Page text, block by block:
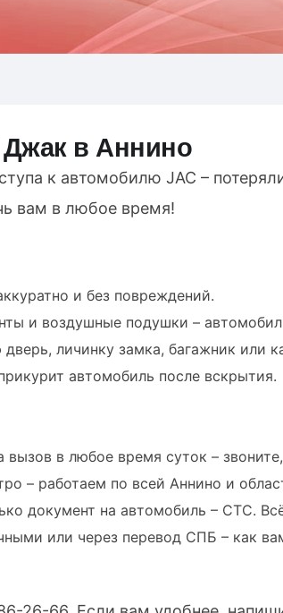
в Аннино
к автомобилю JAC –
вам в любое время!
и без повреждений.
и воздушные подушки –
личинку замка, багажник или
автомобиль после вскрытия.
в любое время суток –
– работаем по всей Аннино и
документ на автомобиль – СТС.
или через перевод СПБ – как